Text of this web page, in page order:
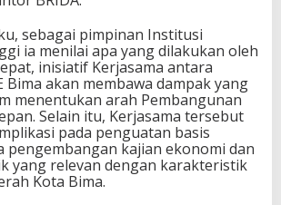
sebagai pimpinan Institusi
ia menilai apa yang dilakukan oleh
inisiatif Kerjasama antara
Bima akan membawa dampak yang
menentukan arah Pembangunan
Selain itu, Kerjasama tersebut
pada penguatan basis
pengembangan kajian ekonomi dan
yang relevan dengan karakteristik
Kota Bima.